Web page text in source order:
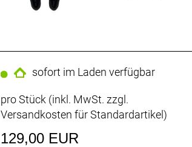
sofort im Laden verfügbar
pro Stück (inkl. MwSt. zzgl.
Versandkosten für Standardartikel)
129,00 EUR